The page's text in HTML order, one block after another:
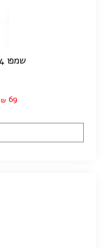
שמפו 04 נגד נשירה | 500 מ"ל
₪ 69